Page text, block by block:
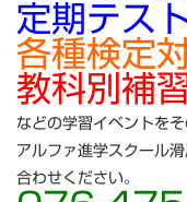
定期テス
各種検定
教科別補
などの学習イベントを
アルファ進学スクール
合わせください。